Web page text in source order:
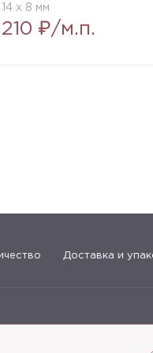
14 x 8 мм
210 ₽/м.п.
Доставка и